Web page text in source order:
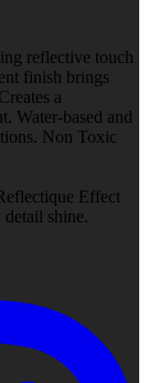
reflective touch
finish brings
a
Water-based and
Non Toxic
Effect
shine.